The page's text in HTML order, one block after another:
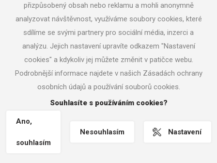
V případě vad Kurzu má objednatel právo na přiměřenou slevu z
ceny Kurzu. Strany sjednávají, že objednatel nemá vůči
poskytovateli žádné jiné nároky z vad Kurzu, než jsou výslovně
uvedeny v těchto OP výše. Dále se sjednává, že uplatněním
práva z vadného plnění se vylučuje právo na náhradu škody. V
ostatním o právech z vadného plnění a podmínkách uplatňování
těchto práv /tj. uplatňování práva na slevu z ceny Kurzu/ platí
příslušná ustanovení OZ, pokud v těchto OP není uvedeno jinak.
6. V souladu s § 2898 občanského zákonu strany ujednávají, že
se vylučuje povinnost kterékoli strany k náhradě jakékoli újmy
(škody) způsobené (vzniklé) porušením jakékoli povinnosti
uvedené v této smlouvě, vyjma újmy způsobené stranou
úmyslně nebo z hrubé nedbalosti
přizpůsobený obsah nebo reklamu a mohli anonymně
analyzovat návštěvnost, využíváme soubory cookies, které
sdílíme se svými partnery pro sociální média, inzerci a
analýzu. Jejich nastavení upravíte odkazem "Nastavení
cookies" a kdykoliv jej můžete změnit v patičce webu.
Podrobnější informace najdete v našich Zásadách ochrany
osobních údajů a používání souborů cookies.
Souhlasíte s používáním cookies?
Ano,
souhlasím
Nesouhlasím Nastavení